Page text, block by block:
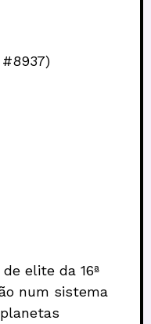
elite da 16ª
num sistema